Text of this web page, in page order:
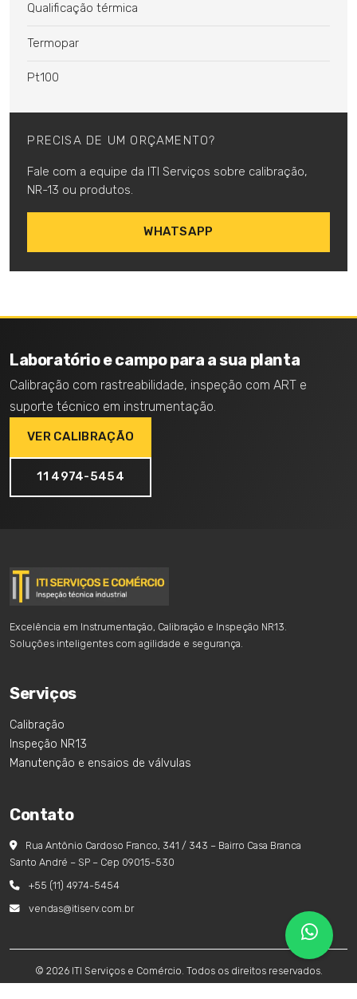
Qualificação térmica
Termopar
Pt100
PRECISA DE UM ORÇAMENTO?
Fale com a equipe da ITI Serviços sobre calibração,
NR-13 ou produtos.
WHATSAPP
Laboratório e campo para a sua planta
Calibração com rastreabilidade, inspeção com ART e
suporte técnico em instrumentação.
VER CALIBRAÇÃO
11 4974-5454
Excelência em Instrumentação, Calibração e Inspeção NR13.
Soluções inteligentes com agilidade e segurança.
Serviços
Calibração
Inspeção NR13
Manutenção e ensaios de válvulas
Contato
Rua Antônio Cardoso Franco, 341 / 343 – Bairro Casa Branca
Santo André – SP – Cep 09015-530
+55 (11) 4974-5454
vendas@itiserv.com.br
© 2026 ITI Serviços e Comércio. Todos os direitos reservados.